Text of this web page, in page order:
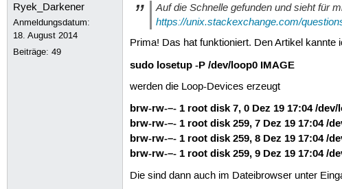
Anmeldungsdatum:
18. August 2014
Beiträge:49
Auf die Schnelle gefunden und sieht für
https://unix.stackexchange.com/
Prima! Das hat funktioniert. Den Artikel
sudo losetup -P /dev/loop0 IMAGE
werden die Loop-Devices erzeugt
brw-rw-–- 1 root disk 7, 0 Dez 19 17:04 /dev/
brw-rw-–- 1 root disk 259, 7 Dez 19 17:04 /
brw-rw-–- 1 root disk 259, 8 Dez 19 17:04 /
brw-rw-–- 1 root disk 259, 9 Dez 19 17:04 /
Die sind dann auch im Dateibrowser unter